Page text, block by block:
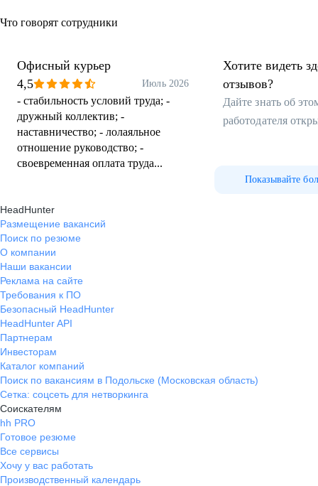
Что говорят сотрудники
Офисный курьер
4,5
Июль 2026
- стабильность условий труда; -
дружный коллектив; -
наставничество; - лолаяльное
отношение руководство; -
своевременная оплата труда...
Хотите видеть
отзывов?
Дайте знать об
работодателя
Показывайте
HeadHunter
Размещение вакансий
Поиск по резюме
О компании
Наши вакансии
Реклама на сайте
Требования к ПО
Безопасный HeadHunter
HeadHunter API
Партнерам
Инвесторам
Каталог компаний
Поиск по вакансиям в Подольске (Московская область)
Сетка: соцсеть для нетворкинга
Соискателям
hh PRO
Готовое резюме
Все сервисы
Хочу у вас работать
Производственный календарь